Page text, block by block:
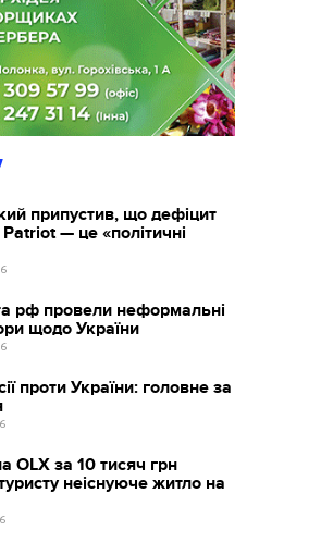
припустив, що дефіцит
— це «політичні
рф провели неформальні
щодо України
проти України: головне за
OLX за 10 тисяч грн
неіснуюче житло на